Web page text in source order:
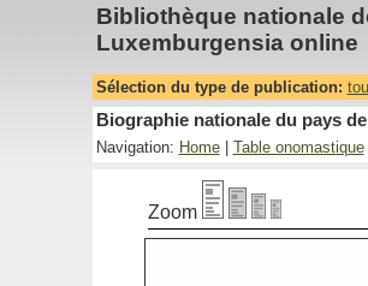
Bibliothèque nationale
Luxemburgensia online
Sélection du type de publication:
Biographie nationale du pays
Navigation: Home| Table onomastique|
Zoom